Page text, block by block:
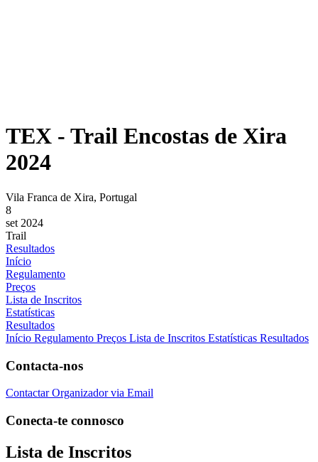
TEX - Trail Encostas de Xira
2024
Vila Franca de Xira, Portugal
8
set 2024
Trail
Resultados
Início
Regulamento
Preços
Lista de Inscritos
Estatísticas
Resultados
Início Regulamento Preços Lista de Inscritos Estatísticas Resultados
Contacta-nos
Contactar Organizador via Email
Conecta-te connosco
Lista de Inscritos